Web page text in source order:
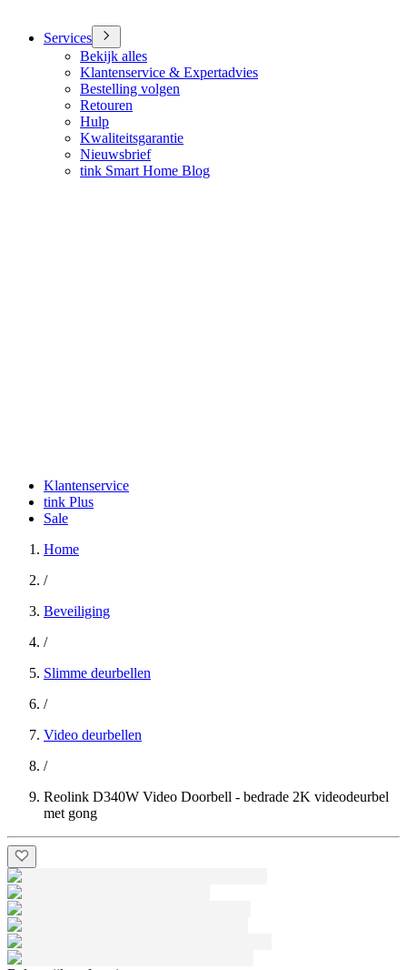
Services
Bekijk alles
Klantenservice & Expertadvies
Bestelling volgen
Retouren
Hulp
Kwaliteitsgarantie
Nieuwsbrief
tink Smart Home Blog
Klantenservice
tink Plus
Sale
Home
/
Beveiliging
/
Slimme deurbellen
/
Video deurbellen
/
Reolink D340W Video Doorbell - bedrade 2K videodeurbel
met gong